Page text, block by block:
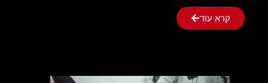
קרא עוד